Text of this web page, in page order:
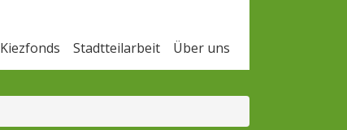
Kiezfonds Stadtteilarbeit Über uns